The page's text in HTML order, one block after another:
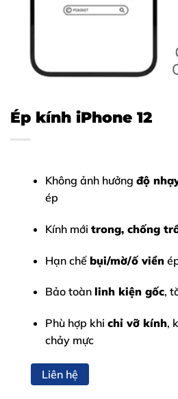
Ép kính iPhone 12
Không ảnh hưởng độ
ép
Kính mới trong, chống
Hạn chế bụi/mờ/ố viền
Bảo toàn linh kiện gốc,
Phù hợp khi chỉ vỡ kính,
chảy mực
Liên hệ